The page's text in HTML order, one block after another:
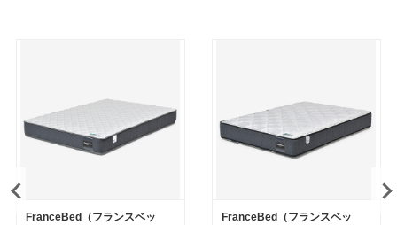
FranceBed（フランスベッ
FranceBed（フランスベッ